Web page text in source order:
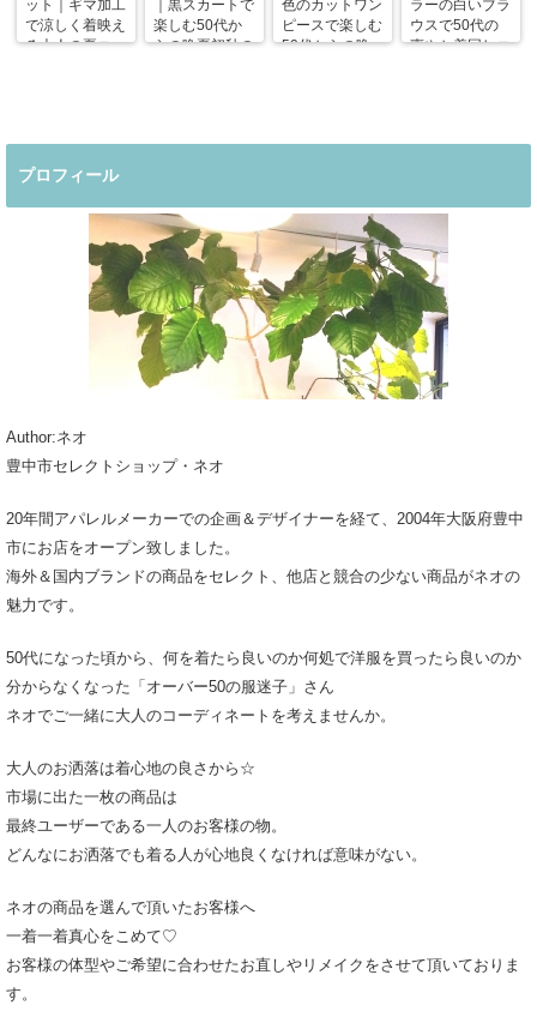
ット｜ギマ加工
で涼しく着映え
る大人の夏コー
｜黒スカートで
楽しむ50代か
らの晩夏初秋の
色のカットワン
ピースで楽しむ
50代からの晩
ラーの白いブラ
ウスで50代の
爽やか着回しコ
プロフィール
Author:ネオ
豊中市セレクトショップ・ネオ
20年間アパレルメーカーでの企画＆デザイナーを経て、2004年大阪府豊中
市にお店をオープン致しました。
海外＆国内ブランドの商品をセレクト、他店と競合の少ない商品がネオの
魅力です。
50代になった頃から、何を着たら良いのか何処で洋服を買ったら良いのか
分からなくなった「オーバー50の服迷子」さん
ネオでご一緒に大人のコーディネートを考えませんか。
大人のお洒落は着心地の良さから☆
市場に出た一枚の商品は
最終ユーザーである一人のお客様の物。
どんなにお洒落でも着る人が心地良くなければ意味がない。
ネオの商品を選んで頂いたお客様へ
一着一着真心をこめて♡
お客様の体型やご希望に合わせたお直しやリメイクをさせて頂いておりま
す。